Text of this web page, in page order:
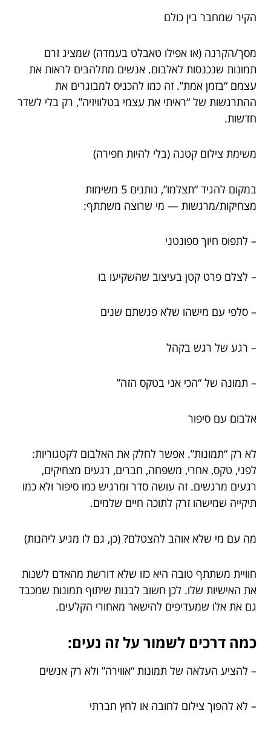
הקיר שמחבר בין כולם
מסך/הקרנה (או אפילו טאבלט בעמדה) שמציג זרם
תמונות שנכנסות לאלבום. אנשים מתלהבים לראות את
עצמם “בזמן אמת”. זה כמו להכניס למבוגרים את
ההתרגשות של “ראיתי את עצמי בטלוויזיה”, רק בלי לשדר
חדשות.
משימת צילום קטנה (בלי להיות חפירה)
במקום להגיד “תצלמו”, נותנים 5 משימות
מצחיקות/מרגשות — מי שרוצה משתתף:
– לתפוס חיוך ספונטני
– לצלם פרט קטן בעיצוב שהשקיעו בו
– סלפי עם מישהו שלא פגשתם שנים
– רגע של רגש בקהל
– תמונה של “הכי אני בטקס הזה”
אלבום עם סיפור
לא רק “תמונות”. אפשר לחלק את האלבום לקטגוריות:
לפני, טקס, אחרי, משפחה, חברים, רגעים מצחיקים,
רגעים מרגשים. זה עושה סדר ומרגיש כמו סיפור ולא כמו
תיקייה שמישהו זרק לתוכה חיים שלמים.
מה עם מי שלא אוהב להצטלם? (כן, גם לו מגיע ליהנות)
חוויית משתתף טובה היא כזו שלא דורשת מהאדם לשנות
את האישיות שלו. לכן חשוב לבנות שיתוף תמונות שמכבד
גם את אלו שמעדיפים להישאר מאחורי הקלעים.
כמה דרכים לשמור על זה נעים:
– להציע העלאה של תמונות “אווירה” ולא רק אנשים
– לא להפוך צילום לחובה או לחץ חברתי